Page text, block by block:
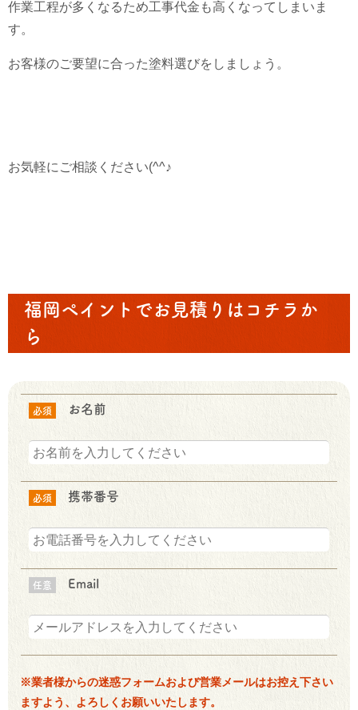
作業工程が多くなるため工事代金も高くなってしまいま
す。
お客様のご要望に合った塗料選びをしましょう。
お気軽にご相談ください(^^♪
福岡ペイントでお見積りはコチラか
ら
必須 お名前
必須 携帯番号
任意 Email
※業者様からの迷惑フォームおよび営業メールはお控え下さい
ますよう、よろしくお願いいたします。